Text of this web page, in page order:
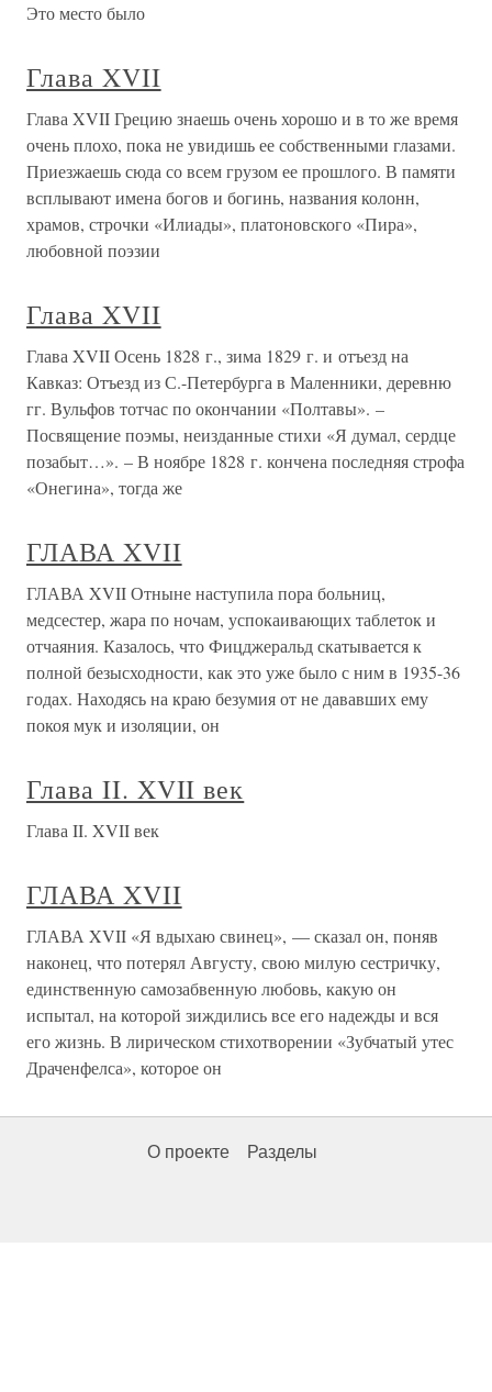
Это место было
Глава XVII
Глава XVII Грецию знаешь очень хорошо и в то же время
очень плохо, пока не увидишь ее собственными глазами.
Приезжаешь сюда со всем грузом ее прошлого. В памяти
всплывают имена богов и богинь, названия колонн,
храмов, строчки «Илиады», платоновского «Пира»,
любовной поэзии
Глава XVII
Глава XVII Осень 1828 г., зима 1829 г. и отъезд на
Кавказ: Отъезд из С.-Петербурга в Маленники, деревню
гг. Вульфов тотчас по окончании «Полтавы». –
Посвящение поэмы, неизданные стихи «Я думал, сердце
позабыт…». – В ноябре 1828 г. кончена последняя строфа
«Онегина», тогда же
ГЛАВА XVII
ГЛАВА XVII Отныне наступила пора больниц,
медсестер, жара по ночам, успокаивающих таблеток и
отчаяния. Казалось, что Фицджеральд скатывается к
полной безысходности, как это уже было с ним в 1935-36
годах. Находясь на краю безумия от не дававших ему
покоя мук и изоляции, он
Глава II. XVII век
Глава II. XVII век
ГЛАВА XVII
ГЛАВА XVII «Я вдыхаю свинец», — сказал он, поняв
наконец, что потерял Августу, свою милую сестричку,
единственную самозабвенную любовь, какую он
испытал, на которой зиждились все его надежды и вся
его жизнь. В лирическом стихотворении «Зубчатый утес
Драченфелса», которое он
О проекте Разделы